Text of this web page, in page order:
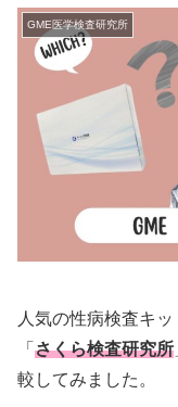
GME医学検査研究所
人気の性病検査キッ
「 さくら検査研究所
較してみました。